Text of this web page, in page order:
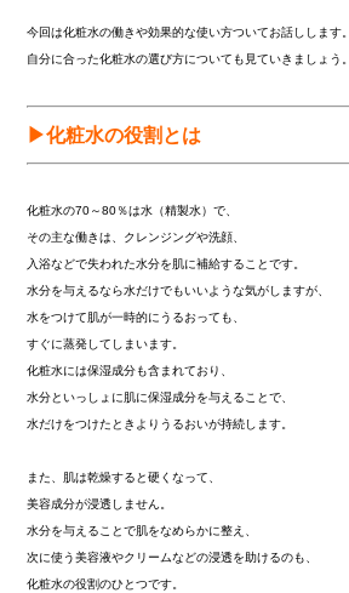
今回は化粧水の働きや効果的な使い方ついてお話しします。
自分に合った化粧水の選び方についても見ていきましょう。
▶化粧水の役割とは
化粧水の70～80％は水（精製水）で、
その主な働きは、クレンジングや洗顔、
入浴などで失われた水分を肌に補給することです。
水分を与えるなら水だけでもいいような気がしますが、
水をつけて肌が一時的にうるおっても、
すぐに蒸発してしまいます。
化粧水には保湿成分も含まれており、
水分といっしょに肌に保湿成分を与えることで、
水だけをつけたときよりうるおいが持続します。
また、肌は乾燥すると硬くなって、
美容成分が浸透しません。
水分を与えることで肌をなめらかに整え、
次に使う美容液やクリームなどの浸透を助けるのも、
化粧水の役割のひとつです。